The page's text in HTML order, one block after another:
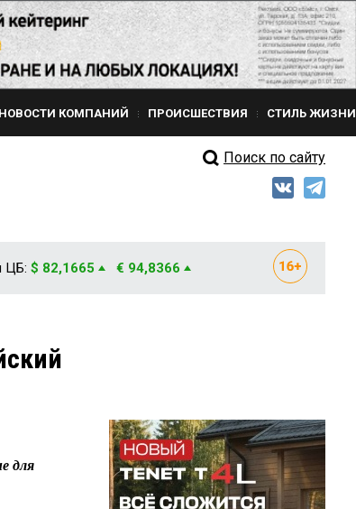
НОВОСТИ КОМПАНИЙ ПРОИСШЕСТВИЯ СТИЛЬ ЖИЗНИ
Поиск по сайту
ЦБ: $ 82,1665 € 94,8366
для